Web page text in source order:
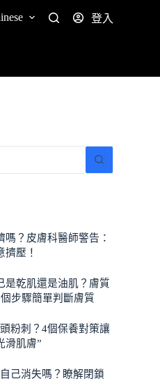
登入
嗎？皮膚科醫師警告：
擠壓！
是乾肌還是油肌？膚質
步驟簡單判斷膚質
粉刺？4個保養對策讓
滑肌膚”
己消失嗎？瞭解閉鎖